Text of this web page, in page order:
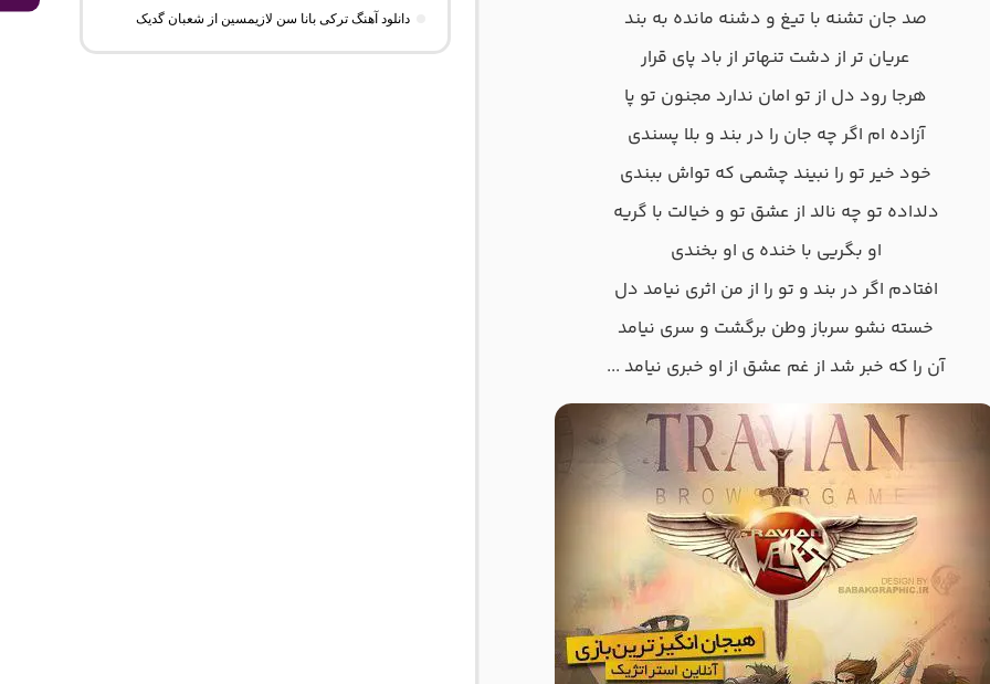
صد جان تشنه با تیغ و دشنه مانده به بند
عریان تر از دشت تنهاتر از باد پای قرار
هرجا رود دل از تو امان ندارد مجنون تو پا
آزاده ام اگر چه جان را در بند و بلا پسندی
خود خیر تو را نبیند چشمی که تواش ببندی
دلداده تو چه نالد از عشق تو و خیالت با گریه
او بگریی با خنده ی او بخندی
افتادم اگر در بند و تو را از من اثری نیامد دل
خسته نشو سرباز وطن برگشت و سری نیامد
آن را که خبر شد از غم عشق از او خبری نیامد ...
دانلود آهنگ ترکی بانا سن لازیمسین از شعبان گدیک